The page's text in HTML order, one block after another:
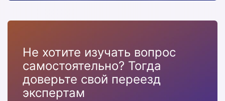
Не хотите изучать вопрос
самостоятельно? Тогда
доверьте свой переезд
экспертам